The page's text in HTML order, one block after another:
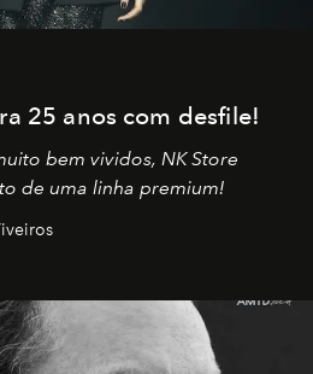
25 anos com desfile!
bem vividos, NK Store
de uma linha premium!